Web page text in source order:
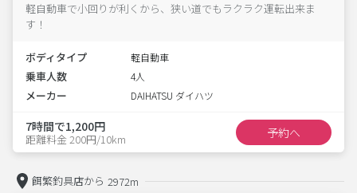
軽自動車で小回りが利くから、狭い道でもラクラク運転出来ま
す！
ボディタイプ 軽自動車
乗車人数 4人
メーカー DAIHATSU ダイハツ
7時間で1,200円
距離料金 200円/10km 予約へ
餌繁釣具店から 2972m